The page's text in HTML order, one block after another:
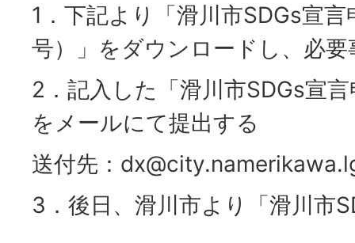
1．下記より「滑川市SDGs宣言
号）」をダウンロードし、必
2．記入した「滑川市SDGs宣
をメールにて提出する
送付先：
3．後日、滑川市より「滑川市